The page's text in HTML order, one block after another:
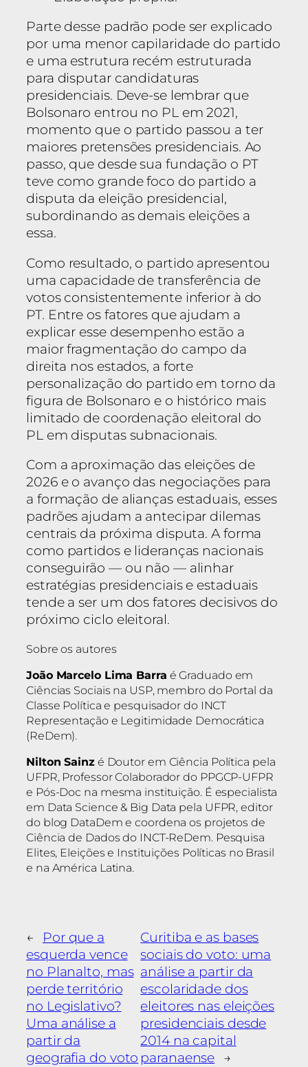
Parte desse padrão pode ser explicado
por uma menor capilaridade do partido
e uma estrutura recém estruturada
para disputar candidaturas
presidenciais. Deve-se lembrar que
Bolsonaro entrou no PL em 2021,
momento que o partido passou a ter
maiores pretensões presidenciais. Ao
passo, que desde sua fundação o PT
teve como grande foco do partido a
disputa da eleição presidencial,
subordinando as demais eleições a
essa.
Como resultado, o partido apresentou
uma capacidade de transferência de
votos consistentemente inferior à do
PT. Entre os fatores que ajudam a
explicar esse desempenho estão a
maior fragmentação do campo da
direita nos estados, a forte
personalização do partido em torno da
figura de Bolsonaro e o histórico mais
limitado de coordenação eleitoral do
PL em disputas subnacionais.
Com a aproximação das eleições de
2026 e o avanço das negociações para
a formação de alianças estaduais, esses
padrões ajudam a antecipar dilemas
centrais da próxima disputa. A forma
como partidos e lideranças nacionais
conseguirão — ou não — alinhar
estratégias presidenciais e estaduais
tende a ser um dos fatores decisivos do
próximo ciclo eleitoral.
Sobre os autores
João Marcelo Lima Barra é Graduado em
Ciências Sociais na USP, membro do Portal da
Classe Política e pesquisador do INCT
Representação e Legitimidade Democrática
(ReDem).
Nilton Sainzé Doutor em Ciência Política pela
UFPR, Professor Colaborador do PPGCP-UFPR
e Pós-Doc na mesma instituição. É especialista
em Data Science & Big Data pela UFPR, editor
do blog DataDem e coordena os projetos de
Ciência de Dados do INCT-ReDem. Pesquisa
Elites, Eleições e Instituições Políticas no Brasil
e na América Latina.
←
Por que a
esquerda vence
no Planalto, mas
perde território
no Legislativo?
Uma análise a
partir da
geografia do voto
Curitiba e as bases
sociais do voto: uma
análise a partir da
escolaridade dos
eleitores nas eleições
presidenciais desde
2014 na capital
paranaense
→